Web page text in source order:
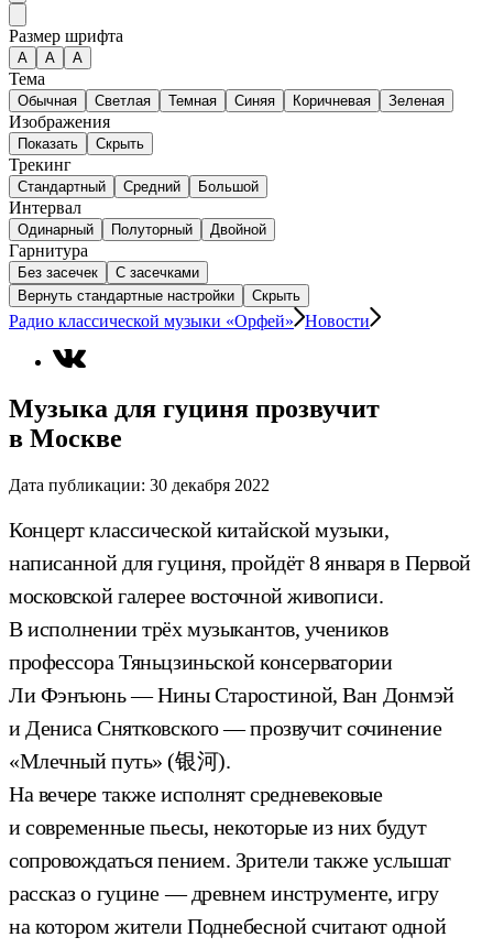
Размер шрифта
А A A
Тема
Обычная Светлая Темная Синяя Коричневая Зеленая
Изображения
Показать Скрыть
Трекинг
Стандартный Средний Большой
Интервал
Одинарный Полуторный Двойной
Гарнитура
Без засечек
С засечками
Вернуть стандартные настройки
Скрыть
Радио классической музыки «Орфей» Новости
Музыка для гуциня прозвучит
в Москве
Дата публикации: 30 декабря 2022
Концерт классической китайской музыки,
написанной для гуциня, пройдёт 8 января в Первой
московской галерее восточной живописи.
В исполнении трёх музыкантов, учеников
профессора Тяньцзиньской консерватории
Ли Фэнъюнь — Нины Старостиной, Ван Донмэй
и Дениса Снятковского — прозвучит сочинение
«Млечный путь» (银河).
На вечере также исполнят средневековые
и современные пьесы, некоторые из них будут
сопровождаться пением. Зрители также услышат
рассказ о гуцине — древнем инструменте, игру
на котором жители Поднебесной считают одной